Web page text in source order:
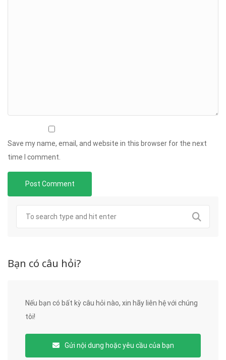
Save my name, email, and website in this browser for the next
time I comment.
Bạn có câu hỏi?
Nếu bạn có bất kỳ câu hỏi nào, xin hãy liên hệ với chúng
tôi!
Gửi nội dung hoặc yêu cầu của bạn